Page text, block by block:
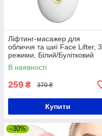
Ліфтинг-масажер для
обличчя та шиї Face Lifter, 3
режими, Білий/Булітковий
масажер для шиї та обличчя
з
В наявності
259 ₴ 370 ₴
Купити
–30%